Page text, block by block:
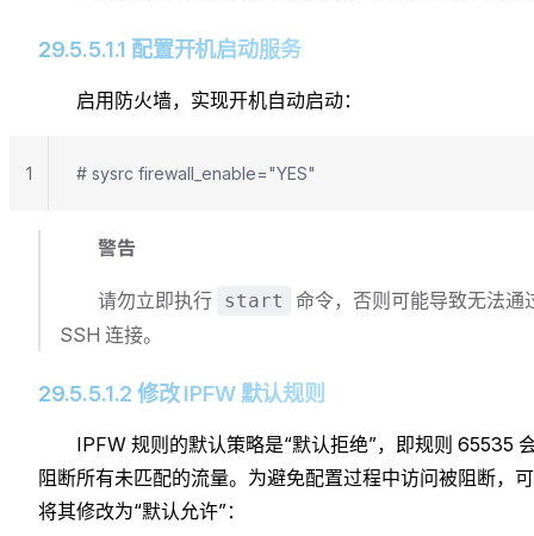
29.5.5.1.1 配置开机启动服务
启用防火墙，实现开机自动启动：
# sysrc firewall_enable="YES"
1
警告
请勿立即执行 start
命令，否则可能导致无法通
SSH 连接。
29.5.5.1.2 修改 IPFW 默认规则
IPFW 规则的默认策略是“默认拒绝”，即规则 65535
阻断所有未匹配的流量。为避免配置过程中访问被阻断，
将其修改为“默认允许”：